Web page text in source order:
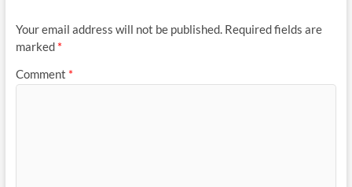
Your email address will not be published. Required fields are
marked *
Comment *